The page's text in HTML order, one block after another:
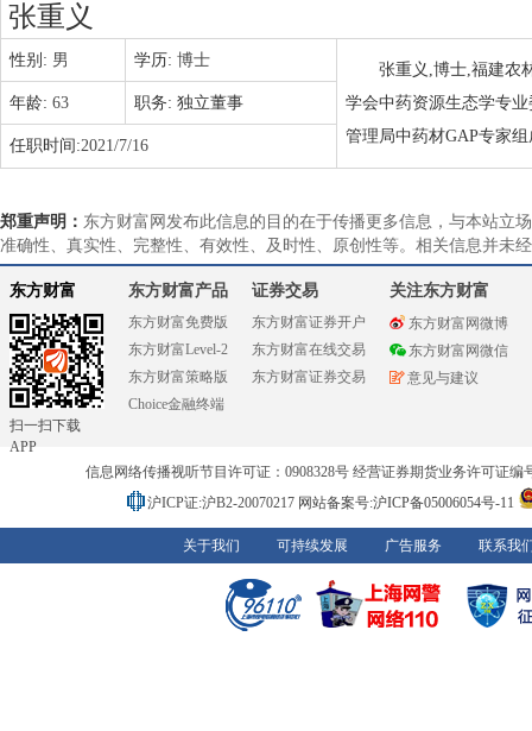
张重义
性别: 男 学历: 博士
张重义,博士,福建农
学会中药资源生态学专
管理局中药材GAP专家
年龄: 63 职务: 独立董事
任职时间:2021/7/16
郑重声明： 东方财富网发布此信息的目的在于传播更多信息，与本站立
准确性、真实性、完整性、有效性、及时性、原创性等。相关信息并未
东方财富
扫一扫下载
APP
东方财富产品
东方财富免费版
东方财富Level-2
东方财富策略版
Choice金融终端
证券交易
东方财富证券开户
东方财富在线交易
东方财富证券交易
关注东方财富
东方财富网微博
东方财富网微信
意见与建议
信息网络传播视听节目许可证：0908328号 经营证券期货业务许可证编
沪ICP证:沪B2-20070217 网站备案号:沪ICP备05006054号-11
关于我们 可持续发展 广告服务 联系我